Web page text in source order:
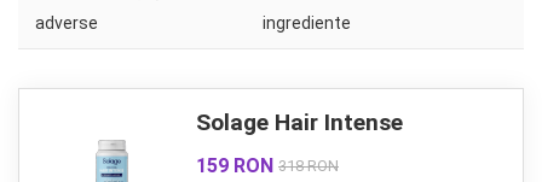
adverse
ingrediente
Solage Hair Intense
159 RON 318 RON